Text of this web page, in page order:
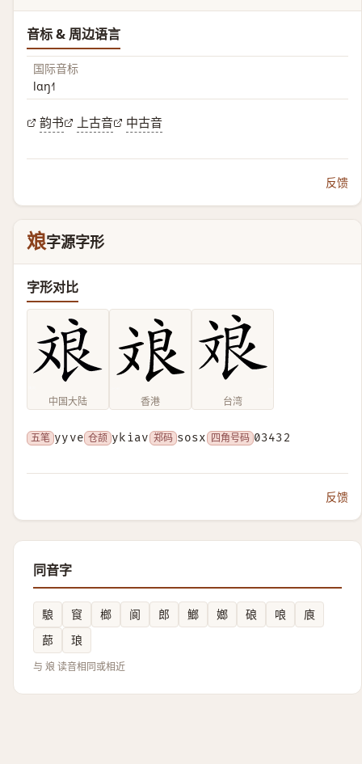
音标 & 周边语言
国际音标
lɑŋ˧˥
韵书 上古音 中古音
反馈
斏字源字形
字形对比
中国大陆 香港 台湾
五笔 yyve 仓颉 ykiav 郑码 sosx 四角号码 03432
反馈
同音字
駺 䆡 榔 阆 郎 䱶 嫏 硠 哴
㢃
蓈
琅
与 斏 读音相同或相近